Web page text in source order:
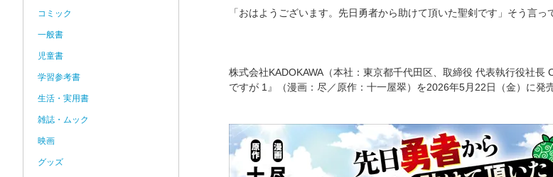
「おはようございます。先日勇者から助けて頂いた聖剣です」そう言
株式会社KADOKAWA（本社：東京都千代田区、取締役 代表執行役社
ですが 1』（漫画：尽／原作：十一屋翠）を2026年5月22日（金）に発
コミック
一般書
児童書
学習参考書
生活・実用書
雑誌・ムック
映画
グッズ